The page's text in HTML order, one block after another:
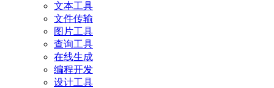
文本工具
文件传输
图片工具
查询工具
在线生成
编程开发
设计工具